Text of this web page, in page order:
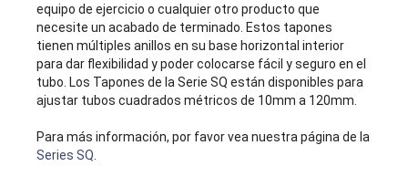
equipo de ejercicio o cualquier otro producto que
necesite un acabado de terminado. Estos tapones
tienen múltiples anillos en su base horizontal interior
para dar flexibilidad y poder colocarse fácil y seguro en el
tubo. Los Tapones de la Serie SQ están disponibles para
ajustar tubos cuadrados métricos de 10mm a 120mm.
Para más información, por favor vea nuestra página de la
Series SQ.